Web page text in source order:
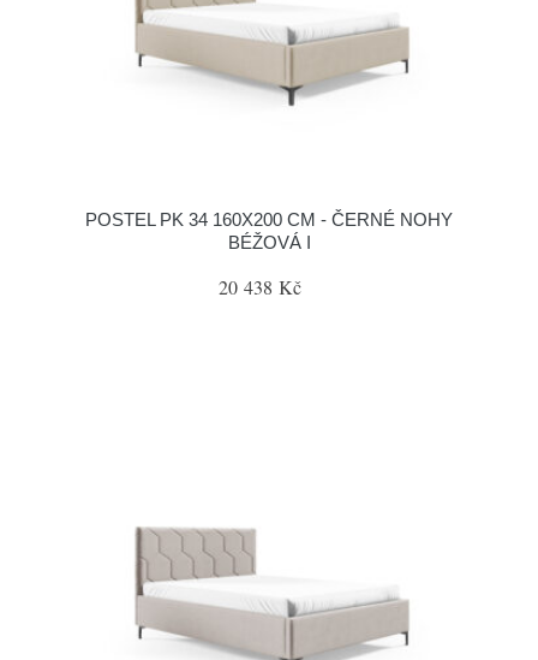
POSTEL PK 34 160X200 CM - ČERNÉ NOHY
BÉŽOVÁ I
20 438 Kč